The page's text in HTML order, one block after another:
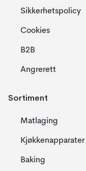
Sikkerhetspolicy
Cookies
B2B
Angrerett
Sortiment
Matlaging
Kjøkkenapparater
Baking